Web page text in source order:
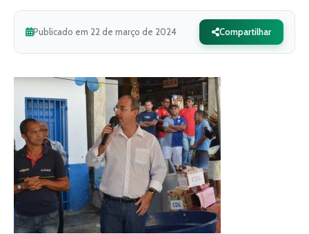
Publicado em 22 de março de 2024 Compartilhar